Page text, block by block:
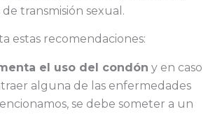
transmisión sexual.
estas recomendaciones:
el uso del condón y en caso
alguna de las enfermedades
se debe someter a un